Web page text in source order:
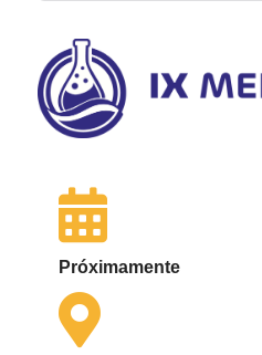
Próximamente